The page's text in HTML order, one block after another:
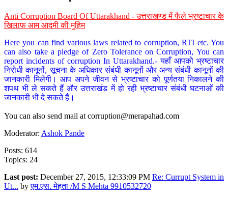
Anti Corruption Board Of Uttarakhand - उत्तराखण्ड में फैले भ्रष्टाचार के
खिलाफ आम आदमी की मुहिम
Here you can find various laws related to corruption, RTI etc. You
can also take a pledge of Zero Tolerance on Corruption, You can
report incidents of corruption In Uttarakhand.- यहाँ आपको भ्रष्टाचार
निरोधी कानूनों, सूचना के अधिकार संबंधी कानूनों और अन्य संबंधी कानूनों की
जानकारी मिलेगी। आप अपने जीवन से भ्रष्टाचार को पूर्णतया निकालने की
शपथ भी ले सकते हैं और उत्तराखंड में हो रही भ्रष्टाचार संबंधी घटनाओं की
जानकारी भी दे सकते हैं।
You can also send mail at corruption@merapahad.com
Moderator: Ashok Pande
Posts: 614
Topics: 24
Last post: December 27, 2015, 12:33:09 PM Re: Currupt System in
Ut... byएम.एस. मेहता /M S Mehta 9910532720